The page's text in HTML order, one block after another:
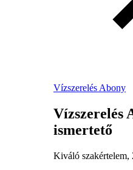
Vízszerelés Abony
Vízszerelés
ismertető
Kiváló szakértelem,